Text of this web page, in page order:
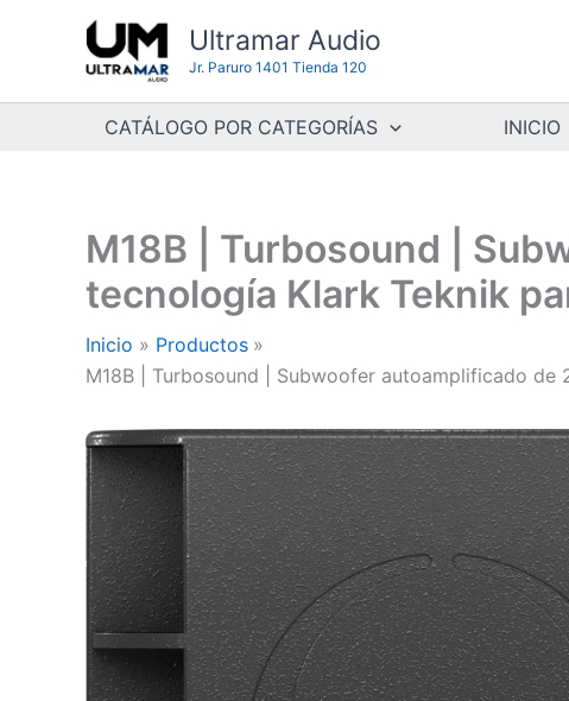
contenido
Ultramar Audio
Jr. Paruro 1401 Tienda 120
CATÁLOGO POR CATEGORÍAS INICIO
M18B | Turbosound |
tecnología Klark Teknik
Inicio
Productos
M18B | Turbosound | Subwoofer autoamplificado